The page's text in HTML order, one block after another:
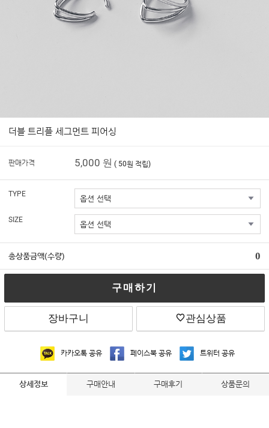
더블 트리플 세그먼트 피어싱
판매가격 5,000 원 ( 50원 적립)
TYPE
SIZE
총상품금액(수량) 0
구매하기
장바구니 관심상품
카카오톡 공유 페이스북 공유 트위터 공유
상세정보 구매안내 구매후기 상품문의